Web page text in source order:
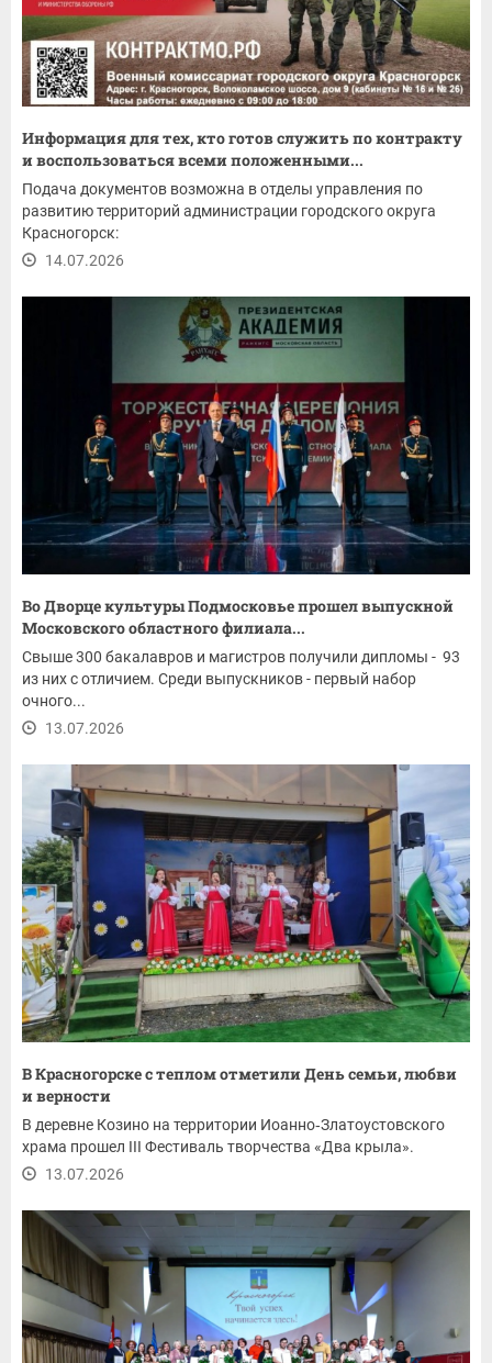
Информация для тех, кто готов служить по контракту
и воспользоваться всеми положенными...
Подача документов возможна в отделы управления по
развитию территорий администрации городского округа
Красногорск:
14.07.2026
Во Дворце культуры Подмосковье прошел выпускной
Московского областного филиала...
Свыше 300 бакалавров и магистров получили дипломы - 93
из них с отличием. Среди выпускников - первый набор
очного...
13.07.2026
В Красногорске с теплом отметили День семьи, любви
и верности
В деревне Козино на территории Иоанно‑Златоустовского
храма прошел III Фестиваль творчества «Два крыла».
13.07.2026